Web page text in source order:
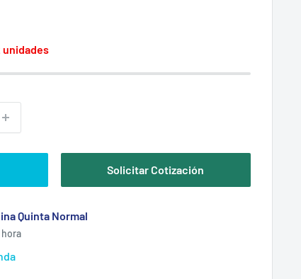
unidades
Solicitar Cotización
Quinta Normal